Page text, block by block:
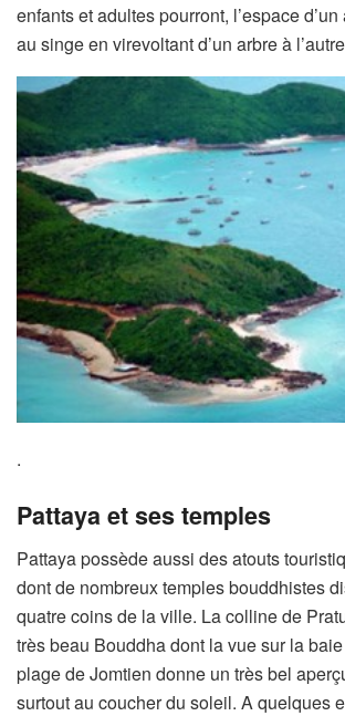
enfants et adultes pourront, l’espace
au singe en virevoltant d’un arbre à
.
Pattaya et ses temples
Pattaya possède aussi des atouts
dont de nombreux temples bouddhistes
quatre coins de la ville. La colline de
très beau Bouddha dont la vue sur la
plage de Jomtien donne un très bel
surtout au coucher du soleil. A quelques